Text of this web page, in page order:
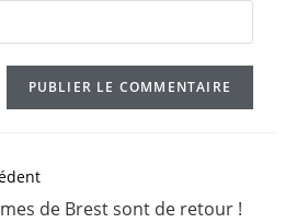
de Brest sont de retour !